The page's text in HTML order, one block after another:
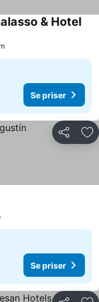
& Hotel
Se priser
Del
Se priser